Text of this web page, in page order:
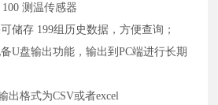
100测温传感器
储存 199组历史数据，方便查询；
U盘输出功能，输出到PC端进行长期
出格式为CSV或者excel